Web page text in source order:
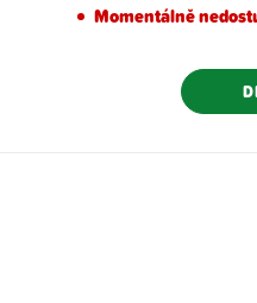
Momentálně